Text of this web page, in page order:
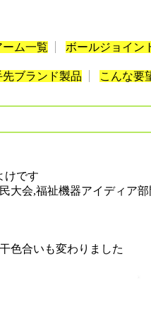
ーム一覧 ボールジョイン
先ブランド製品 こんな要
けです
大会,福祉機器アイディア
色合いも変わりました